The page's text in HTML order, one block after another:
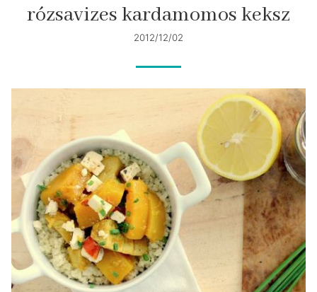
rózsavizes kardamomos keksz
2012/12/02